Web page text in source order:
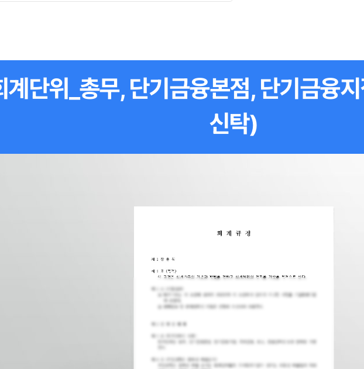
단위_총무, 단기금융본점, 단기금융
신탁)